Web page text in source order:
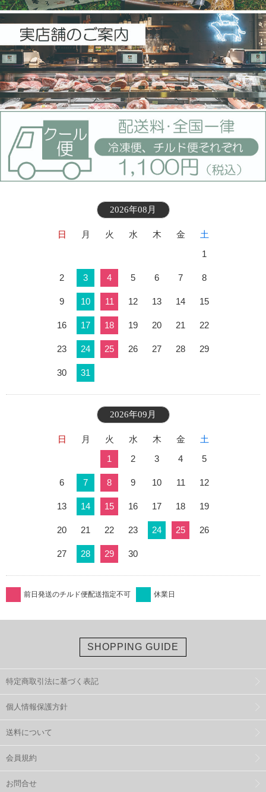
2026年08月
日 月 火 水 木 金
土
1
2 3 4 5 6 7 8
9 10 11 12 13 14 15
16 17 18 19 20 21 22
23 24 25 26 27 28 29
30 31
2026年09月
日 月 火 水 木 金
土
1
2 3 4 5
6 7 8 9 10 11 12
13 14 15 16 17 18 19
20 21 22 23 24 25 26
27 28 29 30
前日発送のチルド便配送指定不可 休業日
SHOPPING GUIDE
特定商取引法に基づく表記
個人情報保護方針
送料について
会員規約
お問合せ